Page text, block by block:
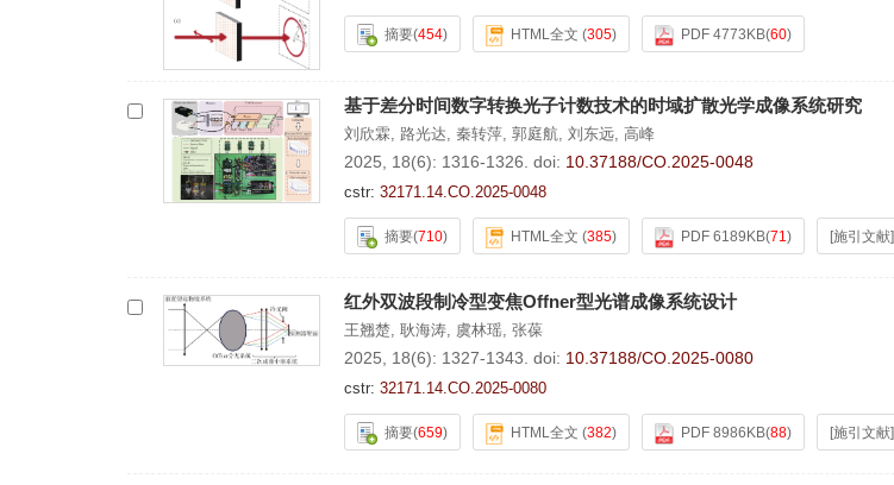
摘要(454) HTML全文 (305) PDF 4773KB(60)
基于差分时间数字转换光子计数技术的时域扩散光学成像系统研究
刘欣霖 路光达 秦转萍 郭庭航 刘东远 高峰
2025, 18(6): 1316-1326. doi: 10.37188/CO.2025-0048
cstr: 32171.14.CO.2025-0048
摘要(710) HTML全文 (385) PDF 6189KB(71) [施引文献]
红外双波段制冷型变焦Offner型光谱成像系统设计
王翘楚 耿海涛 虞林瑶 张葆
2025, 18(6): 1327-1343. doi: 10.37188/CO.2025-0080
cstr: 32171.14.CO.2025-0080
摘要(659) HTML全文 (382) PDF 8986KB(88) [施引文献]